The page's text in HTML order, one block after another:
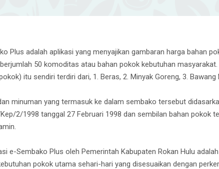
Plus adalah aplikasi yang menyajikan gambaran harga bahan
50 komoditas atau bahan pokok kebutuhan
itu sendiri terdiri dari, 1. Beras, 2. Minyak Goreng, 3. Bawang
minuman yang termasuk ke dalam sembako tersebut
2/1998 tanggal 27 Februari 1998 dan sembilan bahan pokok
e-Sembako Plus oleh Pemerintah Kabupaten Rokan Hulu
pokok utama sehari-hari yang disesuaikan dengan